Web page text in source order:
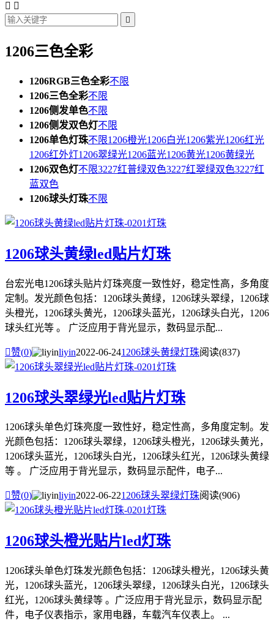
 

1206三色全彩
1206RGB三色全彩不限
1206三色全彩不限
1206侧发单色不限
1206侧发双色灯不限
1206单色灯珠不限1206橙光1206白光1206紫光1206红光
1206红外灯1206翠绿光1206蓝光1206黄光1206黄绿光
1206双色灯不限3227红普绿双色3227红翠绿双色3227红
蓝双色
1206球头灯珠不限
1206球头黄绿led贴片灯珠
台宏光电1206球头贴片灯珠亮度一致性好，稳定性高，多角度
定制。发光颜色包括：1206球头黄绿，1206球头翠绿，1206球
头橙光，1206球头黄光，1206球头蓝光，1206球头白光，1206
球头红光等 。 广泛应用于背光显示，数码显示配...
赞(0) liyin2022-06-241206球头黄绿灯珠阅读(837)
1206球头翠绿光led贴片灯珠
1206球头单色灯珠亮度一致性好，稳定性高，多角度定制。发
光颜色包括：1206球头翠绿，1206球头橙光，1206球头黄光，
1206球头蓝光，1206球头白光，1206球头红光，1206球头黄绿
等 。 广泛应用于背光显示，数码显示配件，电子...
赞(0) liyin2022-06-221206球头翠绿灯珠阅读(906)
1206球头橙光贴片led灯珠
1206球头单色灯珠发光颜色包括：1206球头橙光，1206球头黄
光，1206球头蓝光，1206球头翠绿，1206球头白光，1206球头
红光，1206球头黄绿等 。广泛应用于背光显示，数码显示配
件，电子仪表指示，家用电器，车载汽车仪表上。 ...